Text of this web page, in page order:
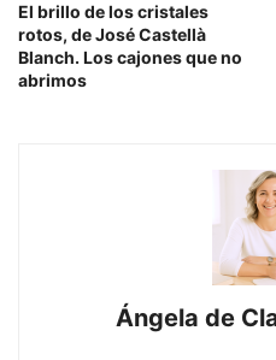
El brillo de los cristales
rotos, de José Castellà
Blanch. Los cajones que no
abrimos
Ángela de